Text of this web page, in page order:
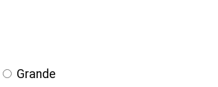
Grande